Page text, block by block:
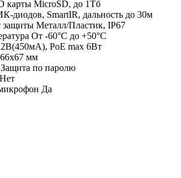
карты MicroSD, до 1Тб
диодов, SmartIR, дальность до 30м
защиты Металл/Пластик, IP67
От -60°С до +50°С
PoE max 6Вт
мм
Защита по паролю
Нет
Да